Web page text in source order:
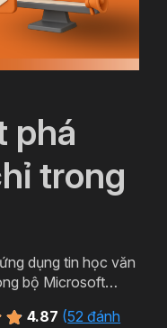
phá
trong
dụng tin học văn
bộ Microsoft
sự hấp dẫn cho
4.87 (52 đánh